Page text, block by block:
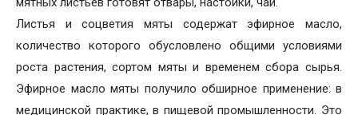
Листья и соцветия мяты содержат эфирное масло,
количество которого обусловлено общими условиями
роста растения, сортом мяты и временем сбора сырья.
Эфирное масло мяты получило обширное применение: в
медицинской практике, в пищевой промышленности. Это